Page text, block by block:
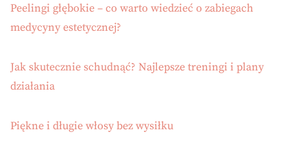
Peelingi głębokie – co warto wiedzieć o zabiegach
medycyny estetycznej?
Jak skutecznie schudnąć? Najlepsze treningi i plany
działania
Piękne i długie włosy bez wysiłku